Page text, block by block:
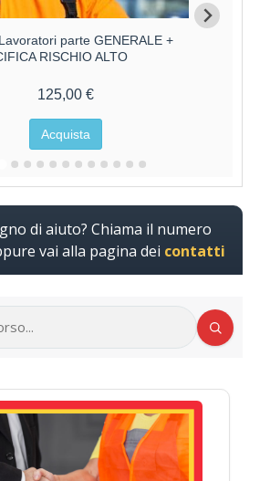
parte GENERALE +
RISCHIO ALTO
125,00 €
Acquista
di aiuto? Chiama il numero
vai alla pagina dei contatti